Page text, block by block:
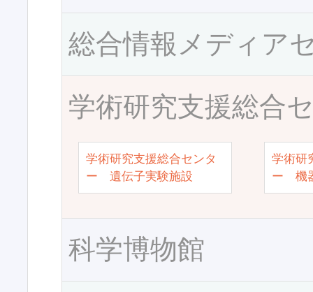
総合情報メディア
学術研究支援総合
学術研究支援総合センタ
ー 遺伝子実験施設
学術研
ー 機
科学博物館